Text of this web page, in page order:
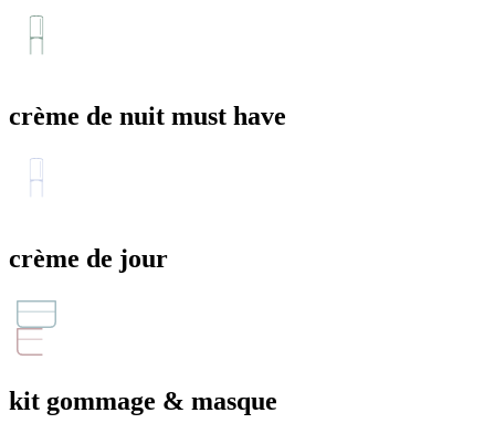
crème de nuit must have
crème de jour
kit gommage & masque